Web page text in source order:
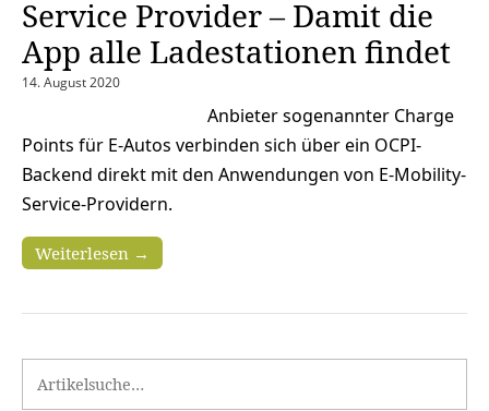
Service Provider – Damit die
App alle Ladestationen findet
14. August 2020
Anbieter sogenannter Charge
Points für E-Autos verbinden sich über ein OCPI-
Backend direkt mit den Anwendungen von E-Mobility-
Service-Providern.
Weiterlesen →